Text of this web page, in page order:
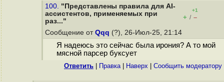
100. "Представлены правила для AI-
ассистентов, применяемых при
раз..."
+1
+ / –
Сообщение от Qqq (?), 26-Июл-25, 21:14
Я надеюсь это сейчас была ирония? А то мой
мясной парсер буксует
Ответить Правка| Наверх Cообщить модератору